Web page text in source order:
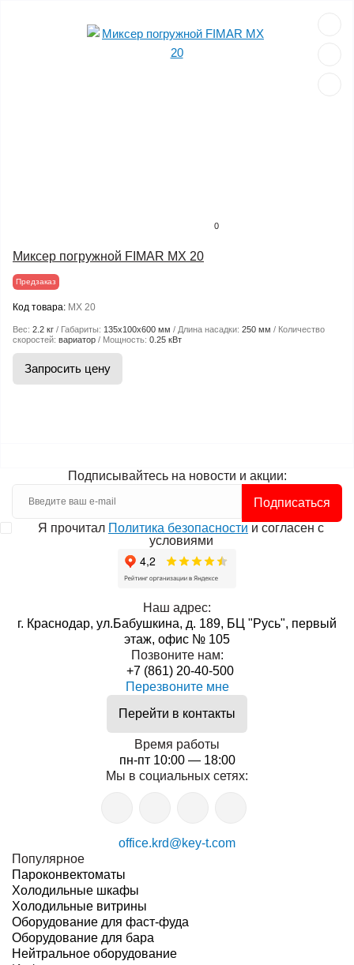
0
Миксер погружной FIMAR MX 20
Предзаказ
Код товара: MX 20
Вес: 2.2 кг Габариты: 135х100х600 мм Длина насадки: 250 мм
Количество
скоростей: вариатор Мощность: 0.25 кВт
Запросить цену
Подписывайтесь на новости и акции:
Подписаться
Я прочитал Политика безопасности и согласен с
условиями
Наш адрес:
г. Краснодар, ул.Бабушкина, д. 189, БЦ "Русь", первый
этаж, офис № 105
Позвоните нам:
+7 (861) 20-40-500
Перезвоните мне
Перейти в контакты
Время работы
пн-пт 10:00 — 18:00
Мы в социальных сетях:
office.krd@key-t.com
Популярное
Пароконвектоматы
Холодильные шкафы
Холодильные витрины
Оборудование для фаст-фуда
Оборудование для бара
Нейтральное оборудование